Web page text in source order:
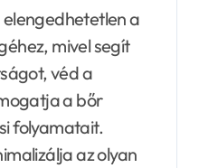
a
mivel segít
véd a
a bőr
folyamatait.
az olyan